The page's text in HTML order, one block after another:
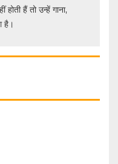
हैं तो उन्हें गाना,
है।